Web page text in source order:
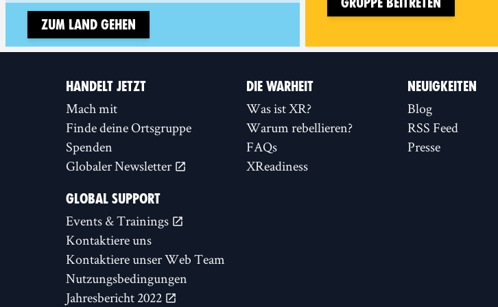
Zum Land gehen
HANDELT JETZT
Mach mit
Finde deine Ortsgruppe
Spenden
Globaler Newsletter
DIE WARHEIT
Was ist XR?
Warum rebellieren?
FAQs
XReadiness
NEUIGKEITEN
Blog
RSS Feed
Presse
GLOBAL SUPPORT
Events & Trainings
Kontaktiere uns
Kontaktiere unser Web Team
Nutzungsbedingungen
Jahresbericht 2022